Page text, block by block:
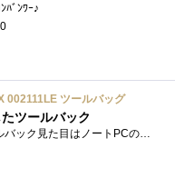
ﾊﾞﾝﾜｰ♪
0
002111LE ツールバッグ
ツールバック